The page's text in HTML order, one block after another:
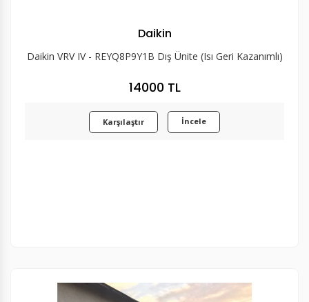
Daikin
Daikin VRV IV - REYQ8P9Y1B Dış Ünite (Isı Geri Kazanımlı)
14000 TL
Karşılaştır İncele